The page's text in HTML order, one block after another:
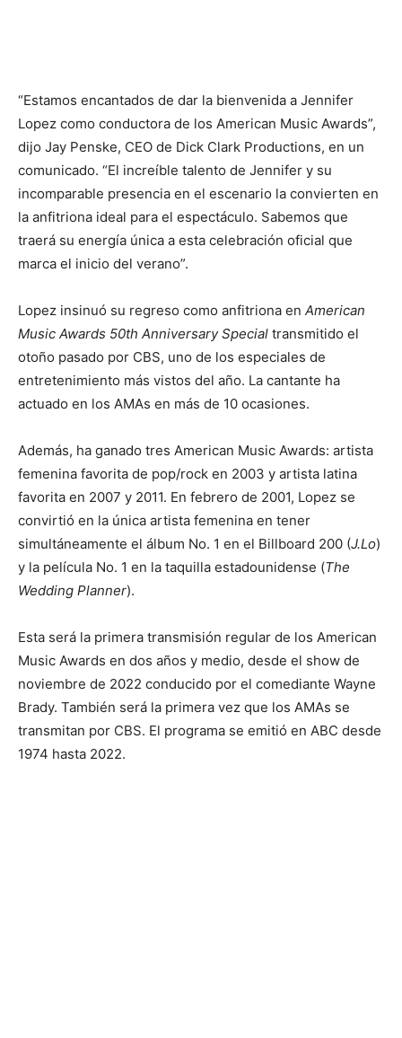
“Estamos encantados de dar la bienvenida a Jennifer
Lopez como conductora de los American Music Awards”,
dijo Jay Penske, CEO de Dick Clark Productions, en un
comunicado. “El increíble talento de Jennifer y su
incomparable presencia en el escenario la convierten en
la anfitriona ideal para el espectáculo. Sabemos que
traerá su energía única a esta celebración oficial que
marca el inicio del verano”.
Lopez insinuó su regreso como anfitriona en American
Music Awards 50th Anniversary Special transmitido el
otoño pasado por CBS, uno de los especiales de
entretenimiento más vistos del año. La cantante ha
actuado en los AMAs en más de 10 ocasiones.
Además, ha ganado tres American Music Awards: artista
femenina favorita de pop/rock en 2003 y artista latina
favorita en 2007 y 2011. En febrero de 2001, Lopez se
convirtió en la única artista femenina en tener
simultáneamente el álbum No. 1 en el Billboard 200 (J.Lo)
y la película No. 1 en la taquilla estadounidense (The
Wedding Planner).
Esta será la primera transmisión regular de los American
Music Awards en dos años y medio, desde el show de
noviembre de 2022 conducido por el comediante Wayne
Brady. También será la primera vez que los AMAs se
transmitan por CBS. El programa se emitió en ABC desde
1974 hasta 2022.